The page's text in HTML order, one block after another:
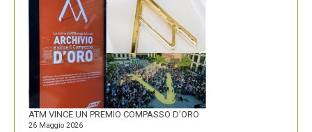
LOGO
DOLOMITI
ENERGIA
MOSTRA
LA
SUA
IDENTITÀ
FORTE
ATM VINCE UN PREMIO COMPASSO D’ORO
26 Maggio 2026